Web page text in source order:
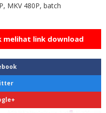
MKV 480P, batch
melihat link download